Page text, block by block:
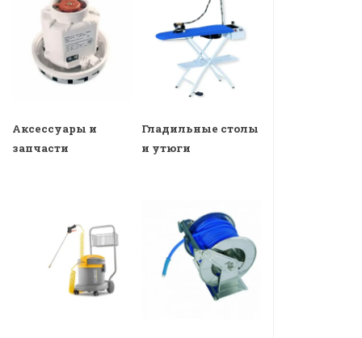
Аксессуары и
запчасти
Гладильные столы
и утюги